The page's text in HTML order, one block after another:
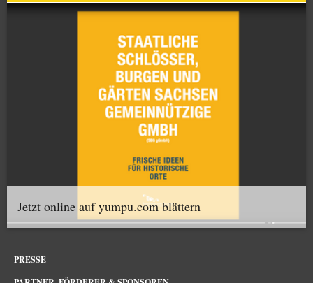
Jetzt online auf yumpu.com blättern
PRESSE